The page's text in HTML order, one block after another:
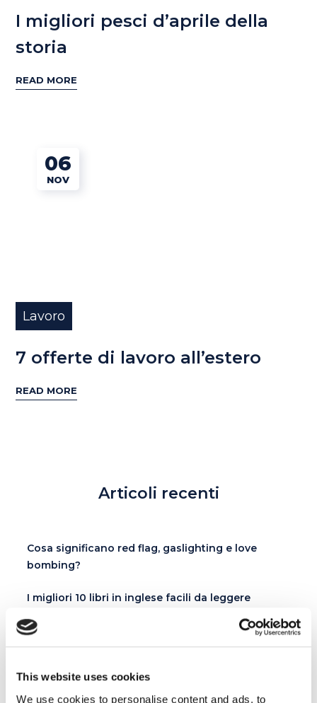
This website uses cookies
We use cookies to personalise content and ads, to
I migliori pesci d’aprile della
storia
READ MORE
06
NOV
Lavoro
7 offerte di lavoro all’estero
READ MORE
Articoli recenti
Cosa significano red flag, gaslighting e love
bombing?
I migliori 10 libri in inglese facili da leggere
Giorni della settimana: come si dicono in inglese?